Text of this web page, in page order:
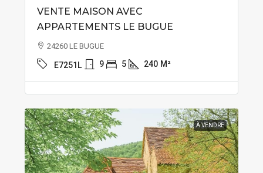
VENTE MAISON AVEC
APPARTEMENTS LE BUGUE
24260 LE BUGUE
E7251L 9 5 240 M²
À VENDRE